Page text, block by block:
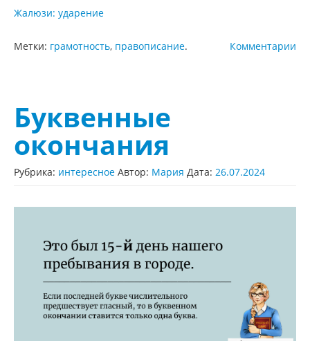
Жалюзи: ударение
Комментарии
Метки: грамотность, правописание.
Буквенные
окончания
Рубрика: интересное Автор: Мария Дата: 26.07.2024